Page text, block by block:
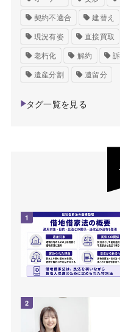
契約不適合
建替え
現況有姿
直接買取
老朽化
解約
遺産分割
遺留分
タグ一覧を見る